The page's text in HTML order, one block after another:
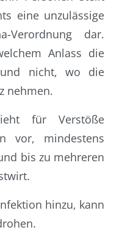
eine unzulässige
Verordnung dar.
Anlass die
nicht, wo die
nehmen.
für Verstöße
vor, mindestens
bis zu mehreren
hinzu, kann